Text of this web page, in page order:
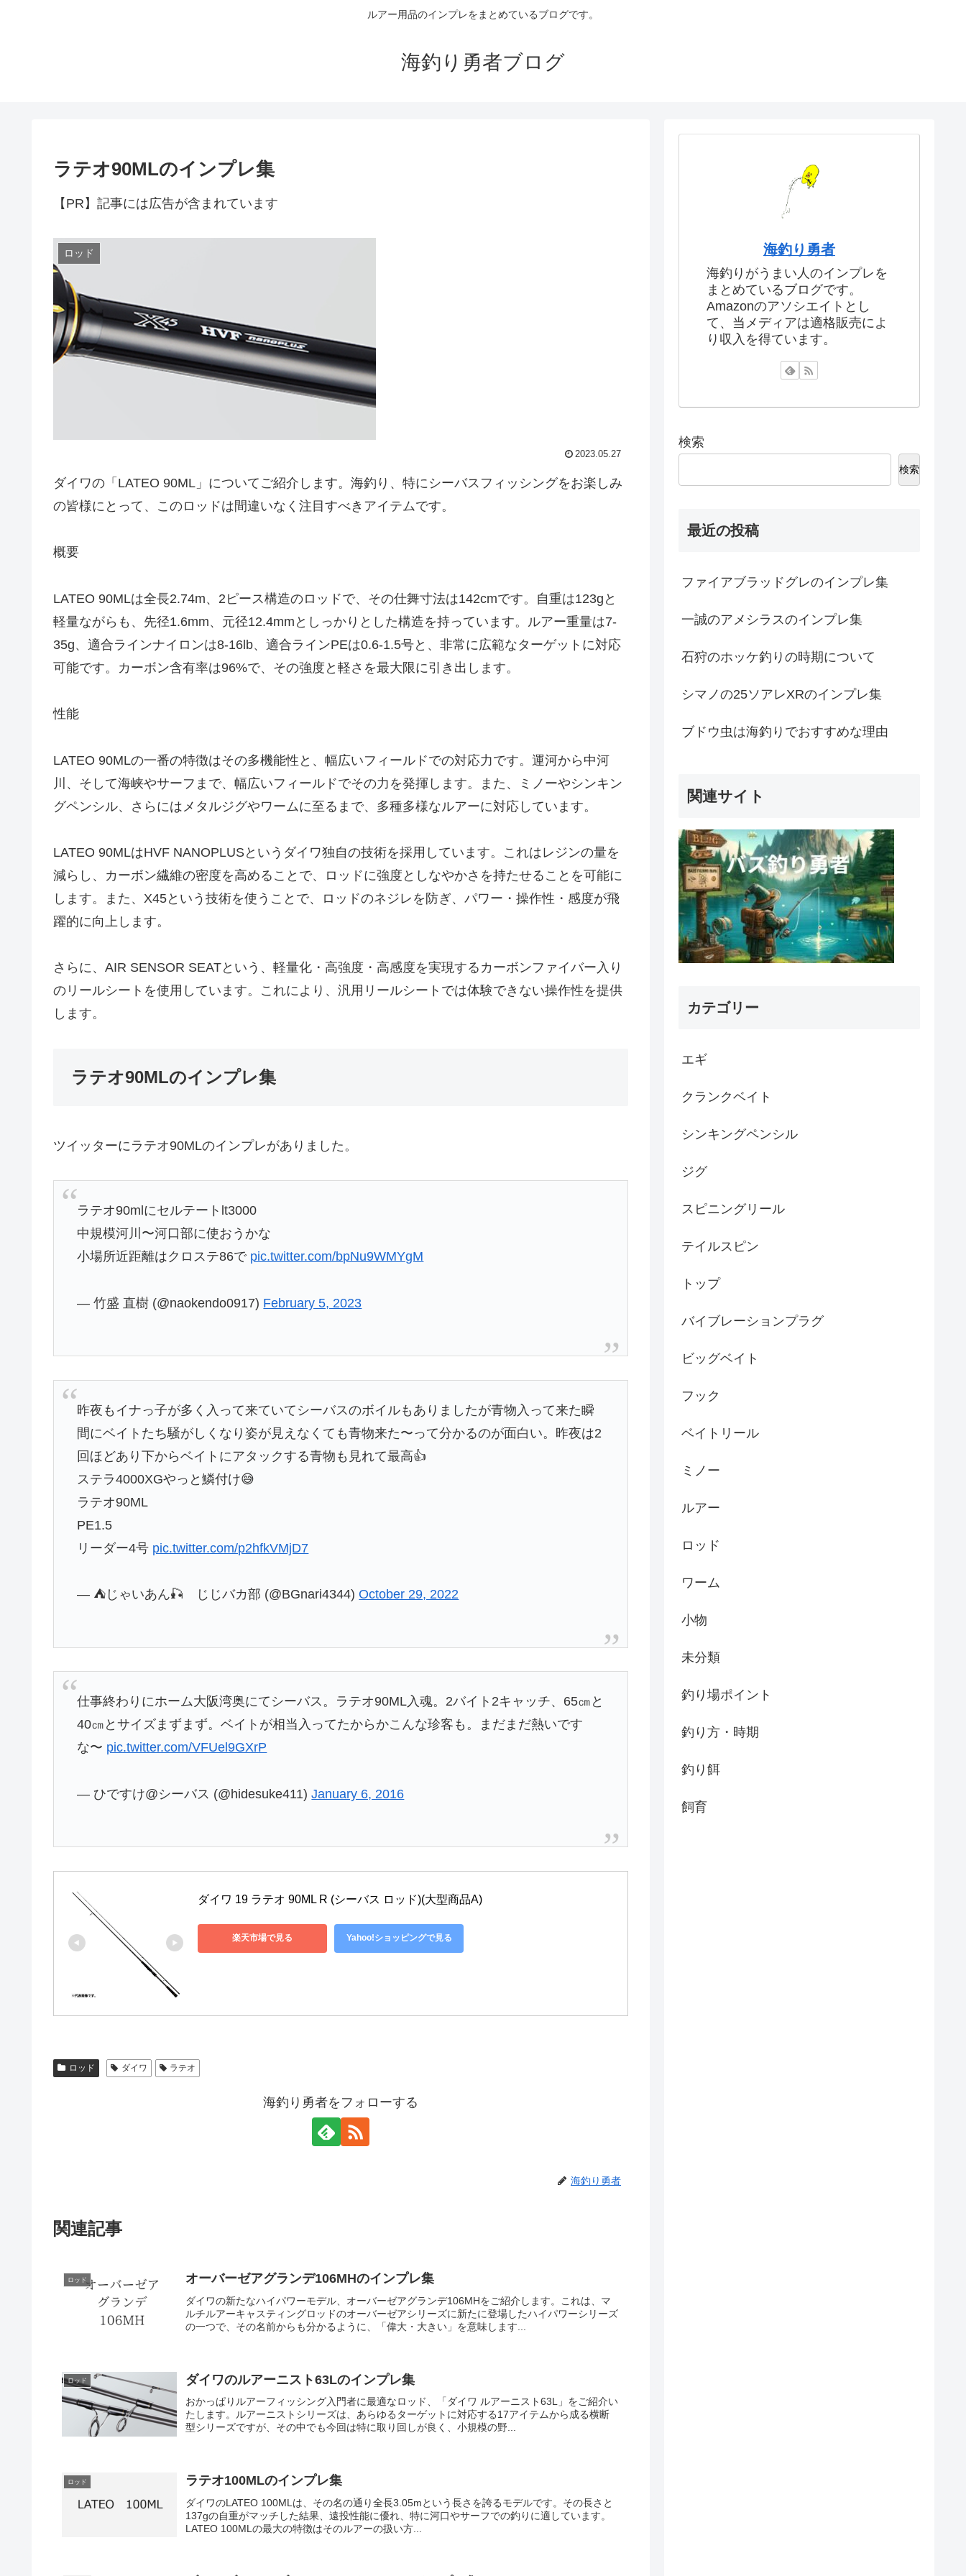
ルアー用品のインプレをまとめているブログです。
海釣り勇者ブログ
ラテオ90MLのインプレ集
【PR】記事には広告が含まれています
ロッド
2023.05.27
ダイワの「LATEO 90ML」についてご紹介します。海釣り、特にシーバスフィッシングをお楽しみ
の皆様にとって、このロッドは間違いなく注目すべきアイテムです。
概要
LATEO 90MLは全長2.74m、2ピース構造のロッドで、その仕舞寸法は142cmです。自重は123gと
軽量ながらも、先径1.6mm、元径12.4mmとしっかりとした構造を持っています。ルアー重量は7-
35g、適合ラインナイロンは8-16lb、適合ラインPEは0.6-1.5号と、非常に広範なターゲットに対応
可能です。カーボン含有率は96%で、その強度と軽さを最大限に引き出します。
性能
LATEO 90MLの一番の特徴はその多機能性と、幅広いフィールドでの対応力です。運河から中河
川、そして海峡やサーフまで、幅広いフィールドでその力を発揮します。また、ミノーやシンキン
グペンシル、さらにはメタルジグやワームに至るまで、多種多様なルアーに対応しています。
LATEO 90MLはHVF NANOPLUSというダイワ独自の技術を採用しています。これはレジンの量を
減らし、カーボン繊維の密度を高めることで、ロッドに強度としなやかさを持たせることを可能に
します。また、X45という技術を使うことで、ロッドのネジレを防ぎ、パワー・操作性・感度が飛
躍的に向上します。
さらに、AIR SENSOR SEATという、軽量化・高強度・高感度を実現するカーボンファイバー入り
のリールシートを使用しています。これにより、汎用リールシートでは体験できない操作性を提供
します。
ラテオ90MLのインプレ集
ツイッターにラテオ90MLのインプレがありました。
ラテオ90mlにセルテートlt3000
中規模河川〜河口部に使おうかな
小場所近距離はクロステ86で pic.twitter.com/bpNu9WMYgM
— 竹盛 直樹 (@naokendo0917) February 5, 2023
昨夜もイナっ子が多く入って来ていてシーバスのボイルもありましたが青物入って来た瞬
間にベイトたち騒がしくなり姿が見えなくても青物来た〜って分かるのが面白い。昨夜は2
回ほどあり下からベイトにアタックする青物も見れて最高👍
ステラ4000XGやっと鱗付け😅
ラテオ90ML
PE1.5
リーダー4号 pic.twitter.com/p2hfkVMjD7
— ⛺️じゃいあん🎣 じじバカ部 (@BGnari4344)October 29, 2022
仕事終わりにホーム大阪湾奥にてシーバス。ラテオ90ML入魂。2バイト2キャッチ、65㎝と
40㎝とサイズまずまず。ベイトが相当入ってたからかこんな珍客も。まだまだ熱いです
な〜 pic.twitter.com/VFUel9GXrP
— ひですけ@シーバス (@hidesuke411)January 6, 2016
ダイワ 19 ラテオ 90ML R (シーバス ロッド)(大型商品A)
楽天市場で見る Yahoo!ショッピングで見る
ロッド ダイワ ラテオ
海釣り勇者をフォローする
海釣り勇者
関連記事
ロッド オーバーゼアグランデ106MHのインプレ集
ダイワの新たなハイパワーモデル、オーバーゼアグランデ106MHをご紹介します。これは、マ
ルチルアーキャスティングロッドのオーバーゼアシリーズに新たに登場したハイパワーシリーズ
の一つで、その名前からも分かるように、「偉大・大きい」を意味します...
ロッド ダイワのルアーニスト63Lのインプレ集
おかっぱりルアーフィッシング入門者に最適なロッド、「ダイワ ルアーニスト63L」をご紹介い
たします。ルアーニストシリーズは、あらゆるターゲットに対応する17アイテムから成る横断
型シリーズですが、その中でも今回は特に取り回しが良く、小規模の野...
ロッド ラテオ100MLのインプレ集
ダイワのLATEO 100MLは、その名の通り全長3.05mという長さを誇るモデルです。その長さと
137gの自重がマッチした結果、遠投性能に優れ、特に河口やサーフでの釣りに適しています。
LATEO 100MLの最大の特徴はそのルアーの扱い方...
海釣り勇者
海釣りがうまい人のインプレを
まとめているブログです。
Amazonのアソシエイトとし
て、当メディアは適格販売によ
り収入を得ています。
検索
検索
最近の投稿
ファイアブラッドグレのインプレ集
一誠のアメシラスのインプレ集
石狩のホッケ釣りの時期について
シマノの25ソアレXRのインプレ集
ブドウ虫は海釣りでおすすめな理由
関連サイト
カテゴリー
エギ
クランクベイト
シンキングペンシル
ジグ
スピニングリール
テイルスピン
トップ
バイブレーションプラグ
ビッグベイト
フック
ベイトリール
ミノー
ルアー
ロッド
ワーム
小物
未分類
釣り場ポイント
釣り方・時期
釣り餌
飼育